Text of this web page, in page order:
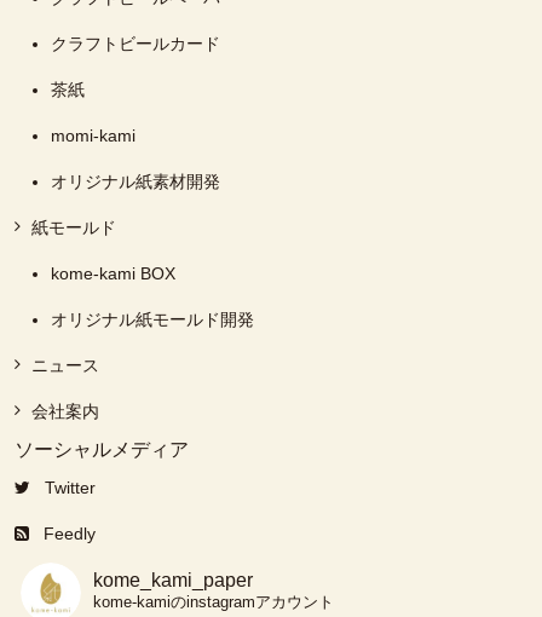
クラフトビールカード
茶紙
momi-kami
オリジナル紙素材開発
紙モールド
kome-kami BOX
オリジナル紙モールド開発
ニュース
会社案内
ソーシャルメディア
Twitter
Feedly
kome_kami_paper
kome-kamiのinstagramアカウント